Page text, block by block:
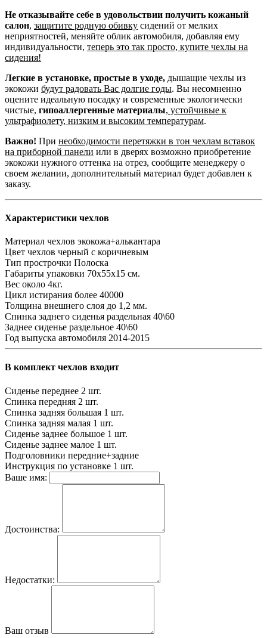
Не отказывайте себе в удовольствии получить кожаный
салон, защитите родную обивку сидений от мелких
неприятностей, меняйте облик автомобиля, добавляя ему
индивидуальности, теперь это так просто, купите чехлы на
сидения!
Легкие в установке, простые в уходе, дышащие чехлы из
экокожи будут радовать Вас долгие годы. Вы несомненно
оцените идеальную посадку и современные экологически
чистые, гипоаллергенные материалы, устойчивые к
ультрафиолету, низким и высоким температурам.
Важно! При необходимости перетяжки в тон чехлам вставок
на приборной панели или в дверях возможно приобретение
экокожи нужного оттенка на отрез, сообщите менеджеру о
своем желании, дополнительный материал будет добавлен к
заказу.
Характеристики чехлов
Материал чехлов экокожа+алькантара
Цвет чехлов черный с коричневым
Тип прострочки Полоска
Габариты упаковки 70х55х15 см.
Вес около 4кг.
Цикл истирания более 40000
Толщина внешнего слоя до 1,2 мм.
Спинка заднего сиденья раздельная 40\60
Заднее сиденье раздельное 40\60
Год выпуска автомобиля 2014-2015
В комплект чехлов входит
Сиденье переднее 2 шт.
Спинка передняя 2 шт.
Спинка задняя большая 1 шт.
Спинка задняя малая 1 шт.
Сиденье заднее большое 1 шт.
Сиденье заднее малое 1 шт.
Подголовники передние+задние
Инструкция по установке 1 шт.
Ваше имя:
Достоинства:
Недостатки:
Ваш отзыв